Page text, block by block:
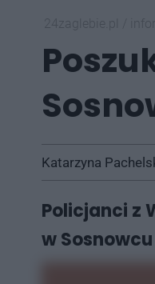
Katarzyna
Policjanci z
w